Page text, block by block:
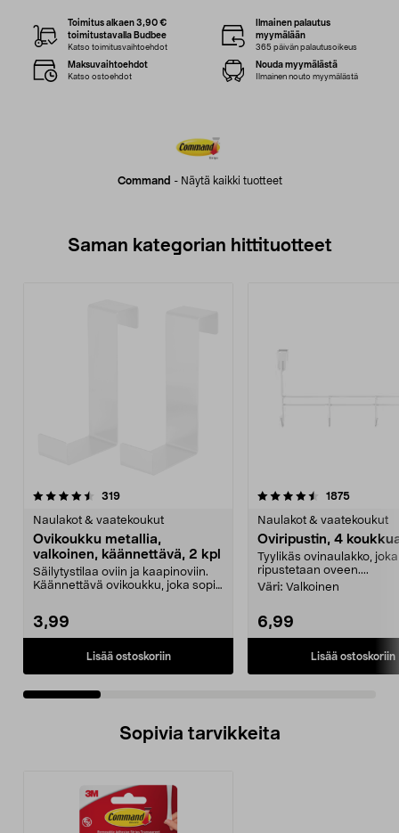
Command - Näytä kaikki tuotteet
Toimitus alkaen 3,90 €
toimitustavalla Budbee
Katso toimitusvaihtoehdot
Ilmainen palautus
myymälään
365 päivän palautusoikeus
Maksuvaihtoehdot
Katso ostoehdot
Nouda myymälästä
Ilmainen nouto myymälästä
Saman kategorian hittituotteet
319arvostelut
Naulakot & vaatekoukut
Ovikoukku metallia,
valkoinen, käännettävä, 2 kpl
Säilytystilaa oviin ja kaapinoviin.
Käännettävä ovikoukku, joka sopii
3,99
Lisää ostoskoriin
4.5 viidestä
1875
Naulakot & vaatekoukut
Oviripustin, 4
Tyylikäs ovinaulakko, joka
ripustetaan oveen....
Väri: Valkoinen
6,99
Lisää ostoskoriin
4.5 viidestä
Sopivia tarvikkeita